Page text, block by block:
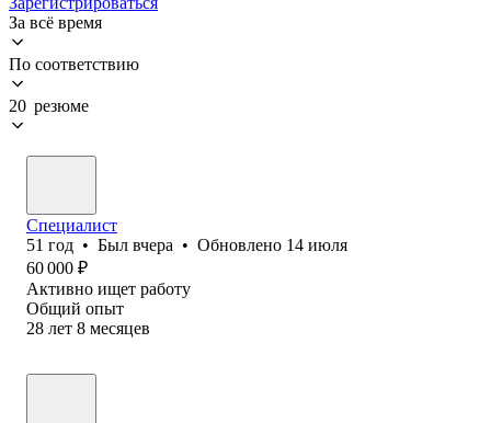
За всё время
По соответствию
20 резюме
Специалист
51 год • Был вчера • Обновлено 14 июля
60 000 ₽
Активно ищет работу
Общий опыт
28 лет 8 месяцев